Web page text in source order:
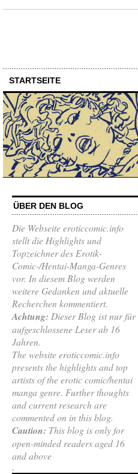
STARTSEITE
ÜBER DEN BLOG
Die Webseite eroticcomic.info
stellt die Highlights und
Topzeichner des Erotik-
Comic-/Hentai-Manga-Genres
vor. In diesem Blog werden
weitere Gedanken und aktuelle
Recherchen kommentiert.
Achtung: Dieser Blog ist nur für
aufgeschlossene Leser ab 16
Jahren.
The website eroticcomic.info
presents the highlights and top
artists of the erotic comic/hentai
manga genre. Further thoughts
and current research are
commented on in this blog.
Caution: This blog is only for
open-minded readers aged 16
and above
.